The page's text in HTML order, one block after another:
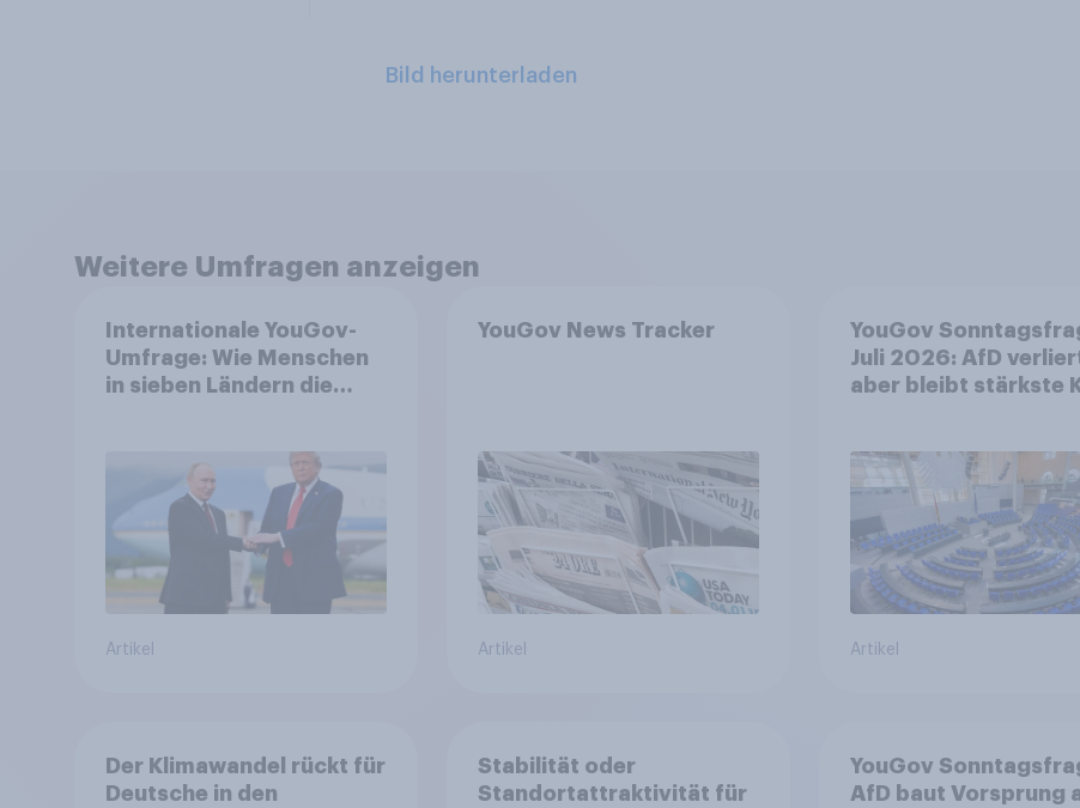
Bild herunterladen
Weitere Umfragen anzeigen
Internationale YouGov-
Umfrage: Wie Menschen
in sieben Ländern die
Bedrohungen und
Bündnisse bewerten
Artikel
YouGov News Tracker
Artikel
YouGov
Juli 2026: AfD
aber bleibt stärkste
Bevölkerung
Artikel
Der Klimawandel rückt für
Deutsche in den
Stabilität oder
Standortattraktivität für
YouGov
AfD baut Vorsprung